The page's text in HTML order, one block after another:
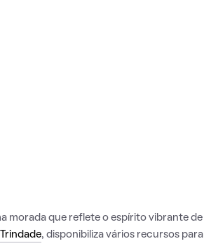
morada que reflete o espírito vibrante de
, disponibiliza vários recursos para